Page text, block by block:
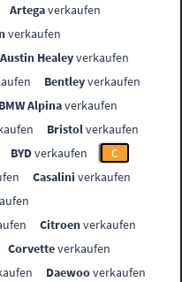
Artegaverkaufen
verkaufen
Austin Healeyverkaufen
Bentleyverkaufen
BMW Alpinaverkaufen
Bristolverkaufen
BYDverkaufen
C
Casalini verkaufen
Citroenverkaufen
Corvetteverkaufen
Daewooverkaufen